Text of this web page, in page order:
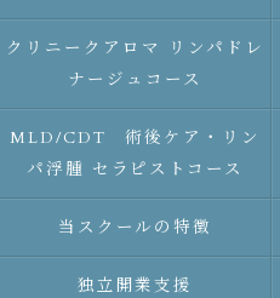
クリニークアロマ リンパドレ
ナージュコース
MLD/CDT 術後ケア・リン
パ浮腫 セラピストコース
当スクールの特徴
独立開業支援